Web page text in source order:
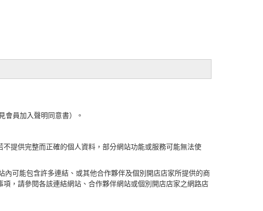
會員加入聲明同意書）。
提供完整而正確的個人資料，部分網站功能或服務可能無法使
可能包含許多連結、或其他合作夥伴及個別開店店家所提供的商
，請參閱各該連結網站、合作夥伴網站或個別開店店家之網路店